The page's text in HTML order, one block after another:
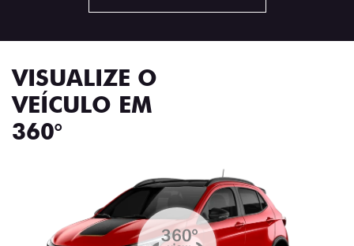
VISUALIZE O
VEÍCULO EM
360°